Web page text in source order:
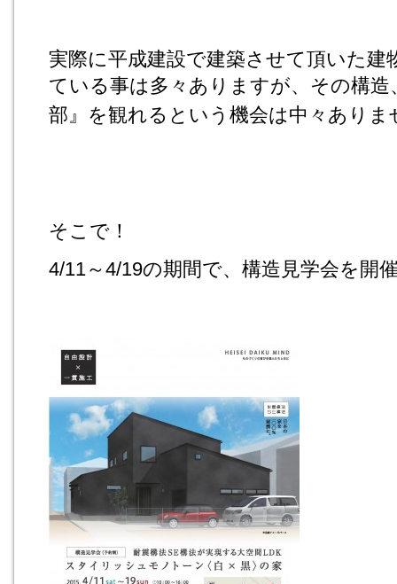
実際に平成建設で建築させて頂いた建
ている事は多々ありますが、その構
部』を観れるという機会は中々ありま
そこで！
4/11～4/19の期間で、構造見学会を開